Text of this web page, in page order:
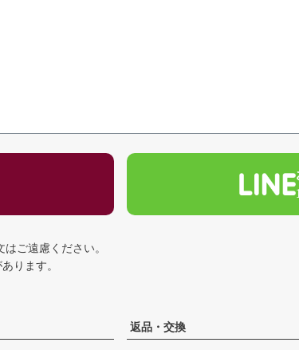
ご遠慮ください。
ります。
返品・交換